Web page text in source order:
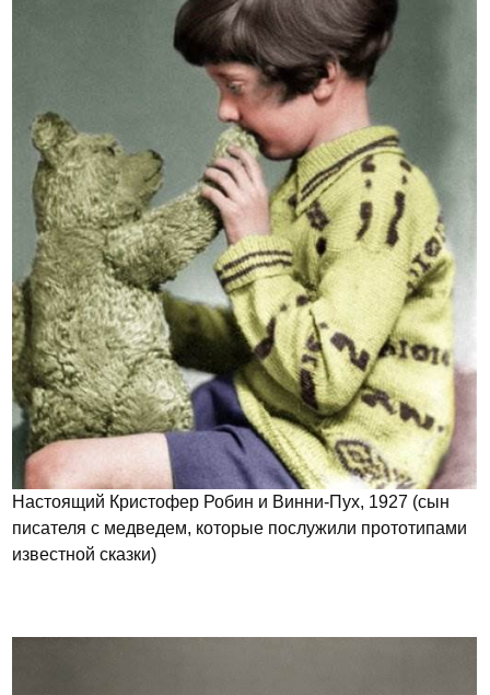
Настоящий Кристофер Робин и Винни-Пух, 1927 (сын
писателя с медведем, которые послужили прототипами
известной сказки)